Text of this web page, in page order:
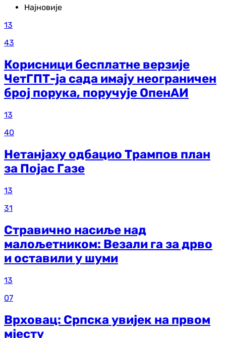
Најновије
13
43
Корисници бесплатне верзије
ЧетГПТ-ја сада имају неограничен
број порука, поручује ОпенАИ
13
40
Нетанјаху одбацио Трампов план
за Појас Газе
13
31
Стравично насиље над
малољетником: Везали га за дрво
и оставили у шуми
13
07
Врховац: Српска увијек на првом
мјесту